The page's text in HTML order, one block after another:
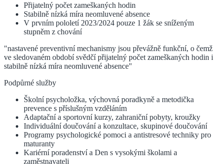
Přijatelný počet zameškaných hodin
Stabilně nízká míra neomluvené absence
V prvním pololetí 2023/2024 pouze 1 žák se sníženým
stupněm z chování
"nastavené preventivní mechanismy jsou převážně funkční, o čemž
ve sledovaném období svědčí přijatelný počet zameškaných hodin i
stabilně nízká míra neomluvené absence"
Podpůrné služby
Školní psycholožka, výchovná poradkyně a metodička
prevence s příslušným vzděláním
Adaptační a sportovní kurzy, zahraniční pobyty, kroužky
Individuální doučování a konzultace, skupinové doučování
Programy psychologické pomoci a antistresové techniky pro
maturanty
Kariérní poradenství a Den s vysokými školami a
zaměstnavateli